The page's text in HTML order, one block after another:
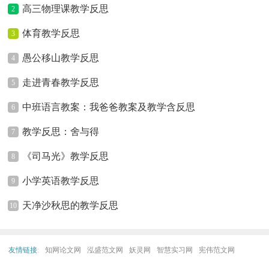
2 高三物理课教学反思
3 体育教学反思
4 愚公移山教学反思
5 走进青春教学反思
6 中班语言教案：我爸爸教案及教学含反思
7 教学反思：舍与得
8 《司马光》教学反思
9 小学英语教学反思
10 天净沙秋思的教学反思
友情链接: 知网论文网 泓盛范文网 妖灵网 智慧实习网 宪伟范文网